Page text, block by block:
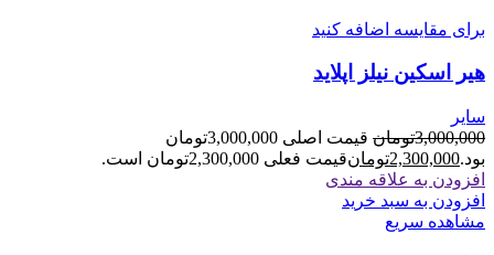
برای مقایسه اضافه کنید
هیر اسکین نیلز اپلاید
سایر
3,000,000تومان
قیمت اصلی 3,000,000تومان
بود.2,300,000تومانقیمت فعلی 2,300,000تومان است.
افزودن به علاقه مندی
افزودن به سبد خرید
مشاهده سریع